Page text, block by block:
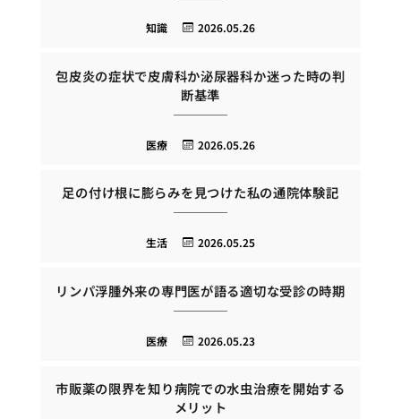
2026.05.26
知識
包皮炎の症状で皮膚科か泌尿器科か迷った時の判
断基準
2026.05.26
医療
足の付け根に膨らみを見つけた私の通院体験記
2026.05.25
生活
リンパ浮腫外来の専門医が語る適切な受診の時期
2026.05.23
医療
市販薬の限界を知り病院での水虫治療を開始する
メリット